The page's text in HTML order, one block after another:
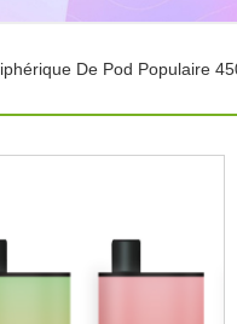
De Pod Populaire